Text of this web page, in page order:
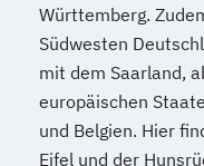
Württemberg.
Südwesten
mit dem Saarland,
europäischen
und Belgien. Hier
Eifel und der